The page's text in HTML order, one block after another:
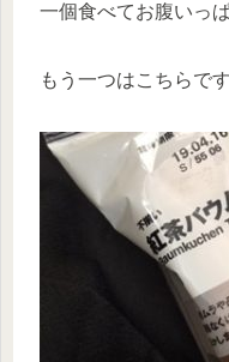
一個食べてお腹いっ
もう一つはこちらです